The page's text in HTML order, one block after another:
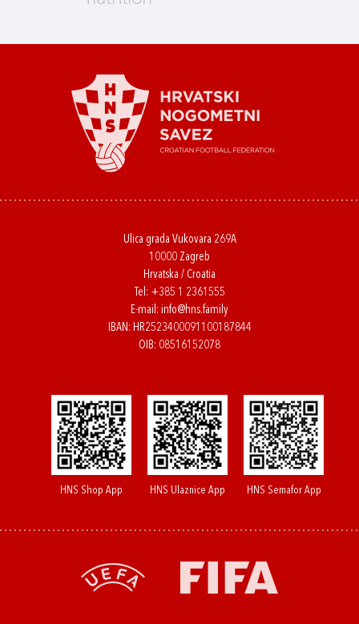
Ulica grada Vukovara 269A
10000 Zagreb
Hrvatska / Croatia
Tel: +385 1 2361555
E-mail: info@hns.family
IBAN: HR2523400091100187844
OIB: 08516152078
HNS Shop App HNS Ulaznice App HNS Semafor App